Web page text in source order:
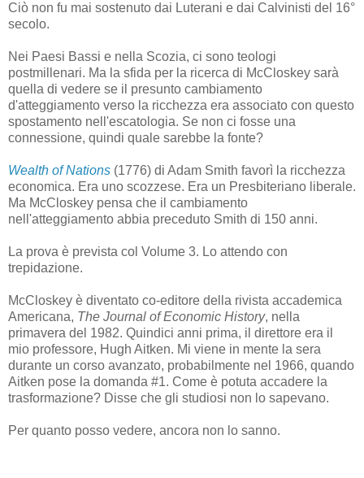
Ciò non fu mai sostenuto dai Luterani e dai Calvinisti del 16°
secolo.
Nei Paesi Bassi e nella Scozia, ci sono teologi
postmillenari. Ma la sfida per la ricerca di McCloskey sarà
quella di vedere se il presunto cambiamento
d'atteggiamento verso la ricchezza era associato con questo
spostamento nell'escatologia. Se non ci fosse una
connessione, quindi quale sarebbe la fonte?
Wealth of Nations (1776) di Adam Smith favorì la ricchezza
economica. Era uno scozzese. Era un Presbiteriano liberale.
Ma McCloskey pensa che il cambiamento
nell'atteggiamento abbia preceduto Smith di 150 anni.
La prova è prevista col Volume 3. Lo attendo con
trepidazione.
McCloskey è diventato co-editore della rivista accademica
Americana, The Journal of Economic History, nella
primavera del 1982. Quindici anni prima, il direttore era il
mio professore, Hugh Aitken. Mi viene in mente la sera
durante un corso avanzato, probabilmente nel 1966, quando
Aitken pose la domanda #1. Come è potuta accadere la
trasformazione? Disse che gli studiosi non lo sapevano.
Per quanto posso vedere, ancora non lo sanno.